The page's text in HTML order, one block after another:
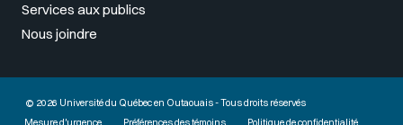
Services aux publics
Nous joindre
© 2026 Université du Québec en Outaouais - Tous droits réservés